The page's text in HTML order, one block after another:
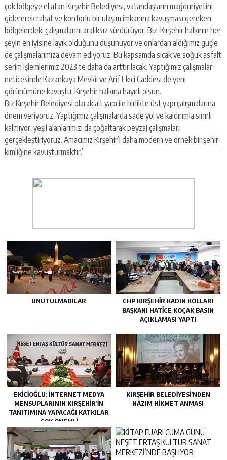
çok bölgeye el atan Kırşehir Belediyesi, vatandaşların mağduriyetini
gidererek rahat ve konforlu bir ulaşım imkanına kavuşması gereken
bölgelerdeki çalışmalarını aralıksız sürdürüyor. Biz, Kırşehir halkının her
şeyin en iyisine layık olduğunu düşünüyor ve onlardan aldığımız güçle
de çalışmalarımıza devam ediyoruz. Bu kapsamda sıcak ve soğuk asfalt
serim işlemlerimiz 2023’te daha da arttırılacak. Yaptığımız çalışmalar
neticesinde Kazankaya Mevkii ve Arif Ekici Caddesi de yeni
görünümüne kavuştu. Kırşehir halkına hayırlı olsun.
Biz Kırşehir Belediyesi olarak alt yapı ile birlikte üst yapı çalışmalarına
önem veriyoruz. Yaptığımız çalışmalarda sade yol ve kaldırımla sınırlı
kalmıyor, yeşil alanlarımızı da çoğaltarak peyzaj çalışmaları
gerçekleştiriyoruz. Amacımız Kırşehir’i daha modern ve örnek bir şehir
kimliğine kavuşturmaktır.”
UNUTULMADILAR
CHP KIRŞEHİR KADIN KOLLARI
BAŞKANI HATİCE KOÇAK BASIN
AÇIKLAMASI YAPTI
EKİCİOĞLU: İNTERNET MEDYA
MENSUPLARININ KIRŞEHİR’İN
TANITIMINA YAPACAĞI KATKILAR
ÇOK ÖNEMLİ
KIRŞEHİR BELEDİYESİ’NDEN
NÂZIM HİKMET ANMASI